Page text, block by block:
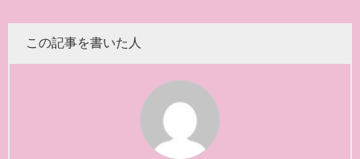
この記事を書いた人